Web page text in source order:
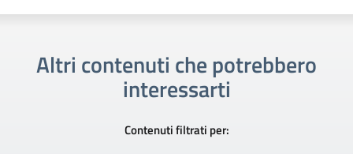
Altri contenuti che potrebbero
interessarti
Contenuti filtrati per: